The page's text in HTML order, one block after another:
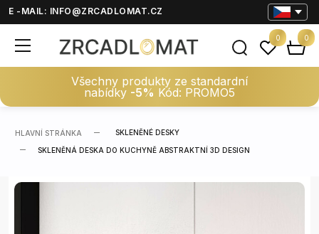
E -MAIL: INFO@ZRCADLOMAT.CZ
Všechny produkty ze standardní
nabídky -5% Kód: PROMO5
0 0
HLAVNÍ STRÁNKA SKLENĚNÉ DESKY
SKLENĚNÁ DESKA DO KUCHYNĚ ABSTRAKTNÍ 3D DESIGN